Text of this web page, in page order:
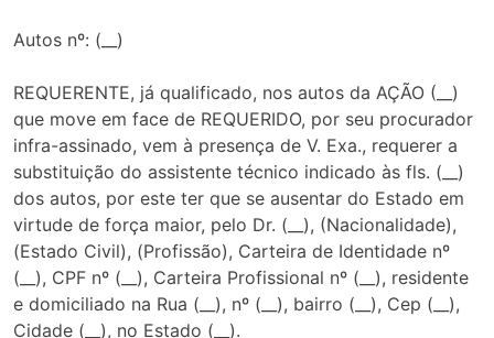
Autos nº: (__)
REQUERENTE, já qualificado, nos autos da AÇÃO (__)
que move em face de REQUERIDO, por seu procurador
infra-assinado, vem à presença de V. Exa., requerer a
substituição do assistente técnico indicado às fls. (__)
dos autos, por este ter que se ausentar do Estado em
virtude de força maior, pelo Dr. (__), (Nacionalidade),
(Estado Civil), (Profissão), Carteira de Identidade nº
(__), CPF nº (__), Carteira Profissional nº (__), residente
e domiciliado na Rua (__), nº (__), bairro (__), Cep (__),
Cidade (__), no Estado (__).